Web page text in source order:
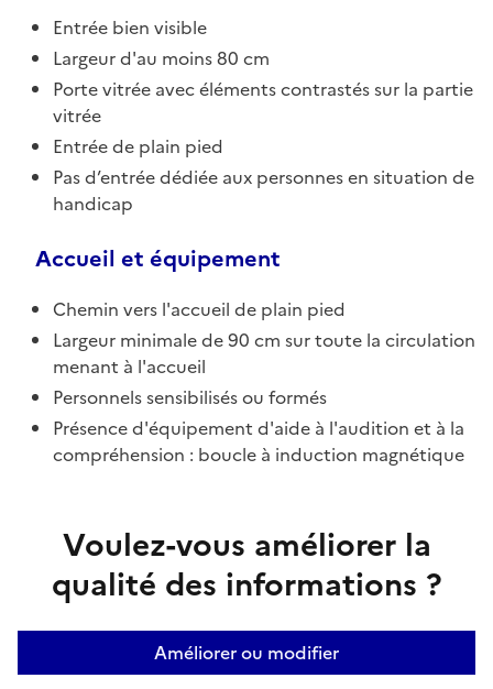
Entrée bien visible
Largeur d'au moins 80 cm
Porte vitrée avec éléments contrastés sur la partie
vitrée
Entrée de plain pied
Pas d’entrée dédiée aux personnes en situation de
handicap
Accueil et équipement
Chemin vers l'accueil de plain pied
Largeur minimale de 90 cm sur toute la circulation
menant à l'accueil
Personnels sensibilisés ou formés
Présence d'équipement d'aide à l'audition et à la
compréhension : boucle à induction magnétique
Voulez-vous améliorer la
qualité des informations ?
Améliorer ou modifier